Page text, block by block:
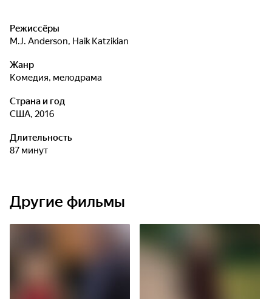
Режиссёры
M.J. Anderson, Haik Katzikian
Жанр
комедия, мелодрама
Страна и год
США, 2016
Длительность
87 минут
Другие фильмы